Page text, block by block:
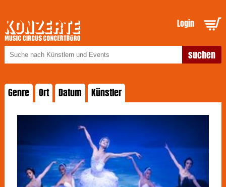
Login
Genre Ort Datum Künstler